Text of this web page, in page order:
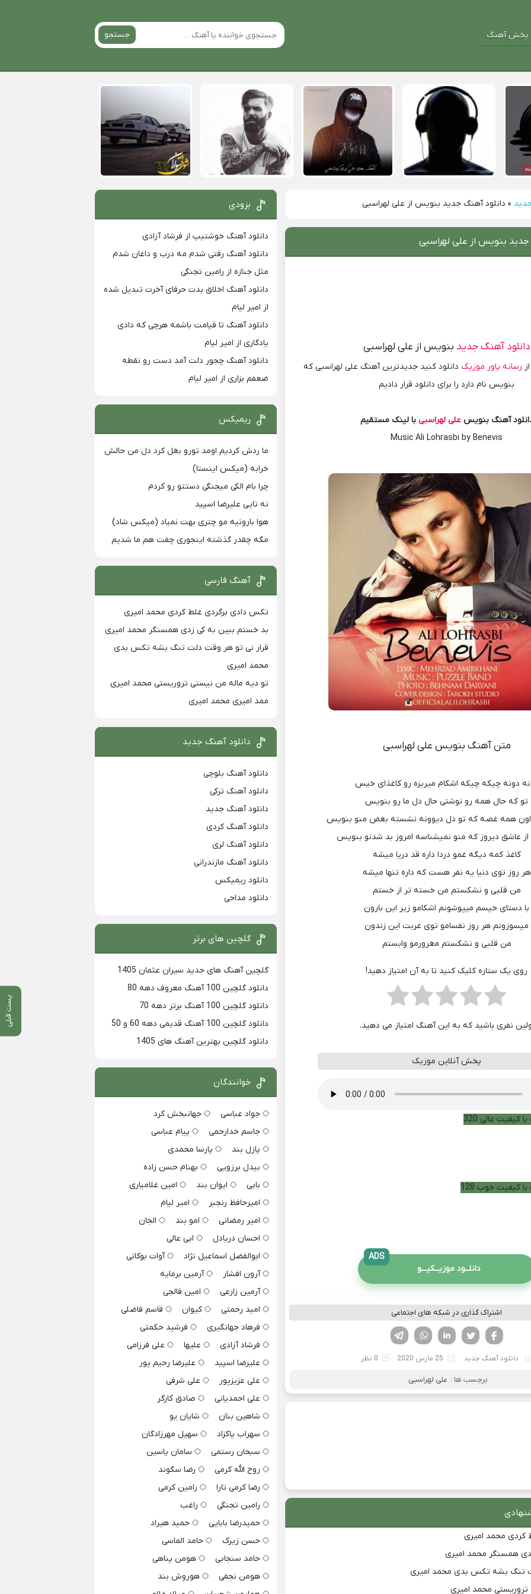
پخش آهنگ جستجو
» دانلود آهنگ جدید بنویس از علی لهراسبی
پست قبلی
جدید بنویس از علی لهراسبی
دانلود آهنگ جدید بنویس از علی لهراسبی
رسانه پاور موزیک دانلود کنید جدیدترین آهنگ علی لهراسبی که
بنویس نام دارد را برای دانلود قرار دادیم
آهنگ بنویسعلی لهراسبی با لینک مستقیم
Music Ali Lohrasbi by Benevis
متن آهنگ بنویس علی لهراسبی
دونه چیکه چیکه اشکام میریزه رو کاغذای خیس
تو که حال همه رو نوشتی حال دل ما رو بنویس
همه غصه که تو دل دیوونه نشسته بغض منو بنویس
عاشق دیروز که منو نمیشناسه امروز بد شدنو بنویس
کاغذ کمه دیگه غمو دردا داره قد دریا میشه
هر روز توی دنیا یه نفر هست که داره تنها میشه
من قلبی و نشکستم من خسته تر از خستم
با دستای خیسم میپوشونم اشکامو زیر این بارون
میسوزونم هر روز نفسامو توی غربت این زندون
من قلبی و نشکستم مغرورمو وابستم
روی یک ستاره کلیک کنید تا به آن امتیاز دهید!
نفری باشید که به این آهنگ امتیاز می دهید.
پخش آنلاین موزیک
کیفیت عالی 320
کیفیت خوب 128
دانلــود موزیــکیـــو
ADS
اشتراک گذاری در شبکه های اجتماعی
لینکدین تویتر
فیسوک
دانلود آهنگ جدید 25 مارس 2020 0 نظر
برچسب ها : علی لهراسبی
کردی محمد امیری
همسنگر محمد امیری
تنگ بشه تکس بدی محمد امیری
محمد امیری
بزودی
دانلود آهنگ خوشتیپ از فرشاد آزادی
دانلود آهنگ رفتی شدم مه درب و داغان شدم
مثل جنازه از رامین تجنگی
دانلود آهنگ اخلاق بدت حرفای آخرت تبدیل شده
از امیر لیام
دانلود آهنگ تا قیامت باشمه هرچی که دادی
یادگاری از امیر لیام
دانلود آهنگ چجور دلت آمد دست رو نقطه
ضعفم بزاری از امیر لیام
ریمیکس
ما ردش کردیم اومد تورو بغل کرد دل من حالش
خرابه (میکس اینستا)
چرا بام الکی میجنگی دستتو رو کردم
نه تایی علیرضا اسپید
هوا بارونیه مو چتری بهت نمیاد (میکس شاد)
مگه چقدر گذشته اینجوری چفت هم ما شدیم
آهنگ فارسی
تکس دادی برگردی غلط کردی محمد امیری
بد خستم ببین به کی زدی همسنگر محمد امیری
قرار نی تو هر وقت دلت تنگ بشه تکس بدی
محمد امیری
تو دیه ماله من نیستی تروریستی محمد امیری
ممد امیری محمد امیری
دانلود آهنگ جدید
دانلود آهنگ بلوچی
دانلود آهنگ ترکی
دانلود آهنگ جدید
دانلود آهنگ کردی
دانلود آهنگ لری
دانلود آهنگ مازندرانی
دانلود ریمیکس
دانلود مداحی
گلچین های برتر
گلچین آهنگ های جدید سیران عثمان 1405
دانلود گلچین 100 آهنگ معروف دهه 80
دانلود گلچین 100 آهنگ برتر دهه 70
دانلود گلچین 100 آهنگ قدیمی دهه 60 و 50
دانلود گلچین بهترین آهنگ های 1405
خوانندگان
جواد عباسی
جهانبخش کرد
جاسم خدارحمی
پیام عباسی
پازل بند
پارسا محمدی
بیدل برزویی
بهنام حسن زاده
بابی
ایوان بند
امین غلامیاری
امیرحافظ رنجبر
امیر لیام
امیر رمضانی
امو بند
الجان
احسان دریادل
ابی عالی
ابوالفضل اسماعیل نژاد
آوات بوکانی
آرون افشار
آرمین برمایه
آرمین زارعی
امین فالجی
امید رحمتی
کیوان
قاسم فاضلی
فرهاد جهانگیری
فرشید حکمتی
فرشاد آزادی
علیها
علی فرزامی
علیرضا اسپید
علیرضا رحیم پور
علی عزیزپور
علی شرفی
علی احمدیانی
صادق کارگر
شاهین بنان
شایان یو
سهراب پاکزاد
سهیل مهرزادگان
سبحان رستمی
سامان یاسین
روح الله کرمی
رضا سگوند
رضا کرمی تارا
رامین کرمی
رامین تجنگی
راغب
حمیدرضا بابایی
حمید هیراد
حسن زیرک
حامد الماسی
حامد سنجابی
هومن پناهی
هومن نجفی
هوروش بند